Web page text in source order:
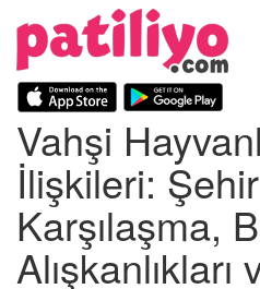
Vahşi
İlişkileri:
Karşılaşma,